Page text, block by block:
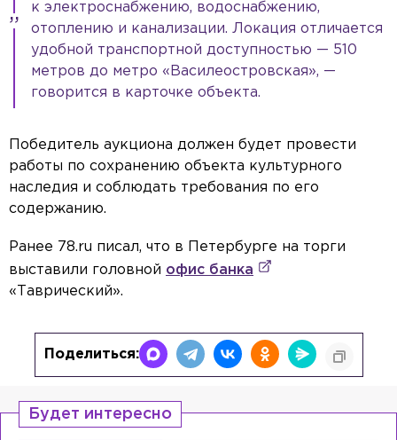
к электроснабжению, водоснабжению,
отоплению и канализации. Локация отличается
удобной транспортной доступностью — 510
метров до метро «Василеостровская», —
говорится в карточке объекта.
Победитель аукциона должен будет провести
работы по сохранению объекта культурного
наследия и соблюдать требования по его
содержанию.
Ранее 78.ru писал, что в Петербурге на торги
выставили головной офис банка
«Таврический».
Поделиться:
Будет интересно